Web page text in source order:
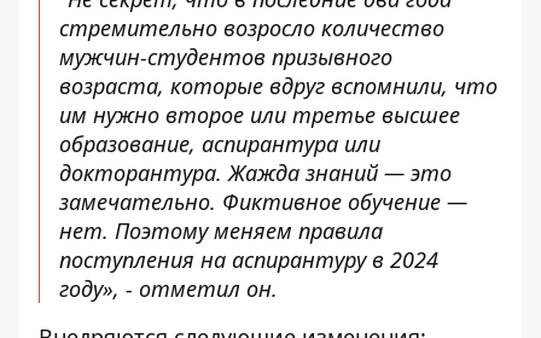
стремительно возросло количество
мужчин-студентов призывного
возраста, которые вдруг вспомнили, что
им нужно второе или третье высшее
образование, аспирантура или
докторантура. Жажда знаний — это
замечательно. Фиктивное обучение —
нет. Поэтому меняем правила
поступления на аспирантуру в 2024
году», - отметил он.